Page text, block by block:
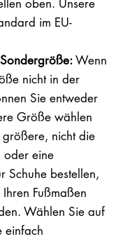
oben. Unsere
im EU-
Wenn
nicht in der
Sie entweder
Größe wählen
nicht die
oder eine
Schuhe bestellen,
Fußmaßen
Wählen Sie auf
einfach